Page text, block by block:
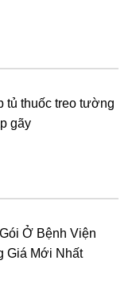
tủ thuốc treo tường
gãy
Ở Bệnh Viện
Giá Mới Nhất